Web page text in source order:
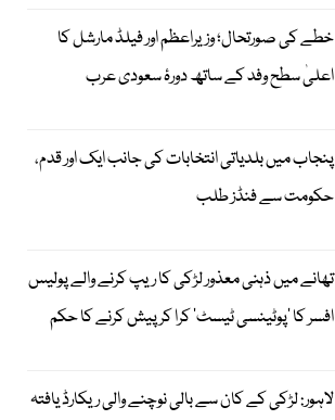
خطے کی صورتحال؛ وزیراعظم اور فیلڈ مارشل کا
اعلیٰ سطح وفد کے ساتھ دورۂ سعودی عرب
پنجاب میں بلدیاتی انتخابات کی جانب ایک اور قدم،
حکومت سے فنڈز طلب
تھانے میں ذہنی معذور لڑکی کا ریپ کرنے والے پولیس
افسر کا ’پوٹینسی ٹیسٹ‘ کرا کر پیش کرنے کا حکم
لاہور: لڑکی کے کان سے بالی نوچنے والی ریکارڈ یافتہ